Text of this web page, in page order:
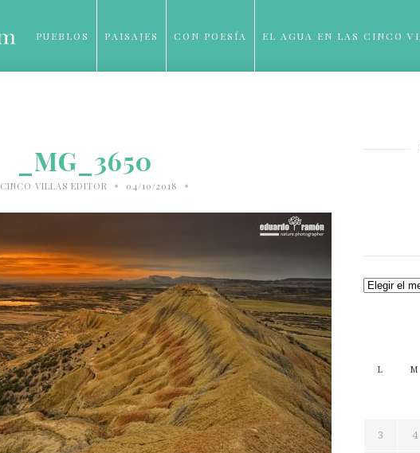
PUEBLOS PAISAJES CON POESÍA EL AGUA EN LAS CINCO
_MG_3650
CINCO VILLAS EDITOR • 04/10/2018 •
Archivos
L M
3 4